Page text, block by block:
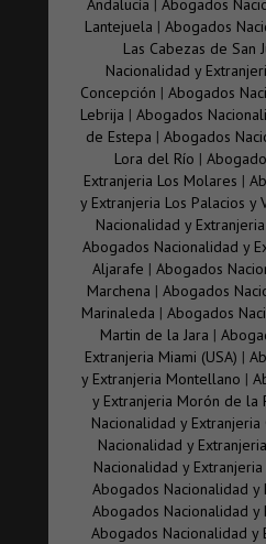
de forma exclusiva
declaración de voluntad
la española
Los españoles que están
nacionalidad, residan en el
voluntariamente a la
en el caso de los que
nacido en el extranjero y
haber nacido hijo de
también nacido en el
nacionalidad española si
desde la mayoría de
manifiestan su intención de
Igualmente, aquellos
origen pierden la
el plazo de 3 años
nacionalidad española
hubieran renunciado
cuando sean miembro de
cargo público en un
autorización o con
por último, cuando
falsedad en el
Por nacionalidad española .
Andalucía |Abogados
Lantejuela | Abogados
Las Cabezas de San
Nacionalidad y
Concepción |Abogados
Lebrija | Abogados
de Estepa | Abogados
Lora del Río |
Extranjeria Los Molares |
y Extranjeria Los Palacios y
Nacionalidad y
Abogados Nacionalidad y
Aljarafe |Abogados
Marchena | Abogados
Marinaleda |Abogados
Martin de la Jara |
Extranjeria Miami (USA) |
y Extranjeria Montellano |
y Extranjeria Morón de la
Nacionalidad y Extranjeria
Nacionalidad y
Nacionalidad y
Abogados Nacionalidad y
Abogados Nacionalidad y
Abogados Nacionalidad y